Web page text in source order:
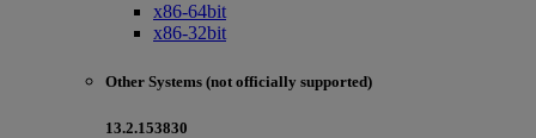
x86-64bit
x86-32bit
Other Systems (not officially supported)
13.2.153830